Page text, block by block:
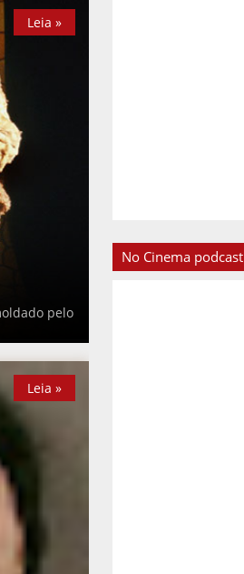
pelo
Leia »
Leia »
Leia »
No Cinema podcast